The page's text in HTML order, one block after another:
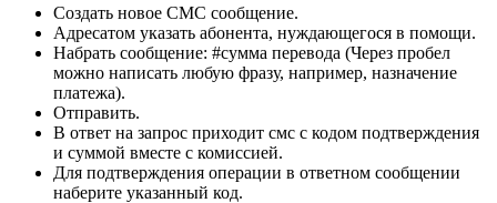
Создать новое СМС сообщение.
Адресатом указать абонента, нуждающегося в помощи.
Набрать сообщение: #сумма перевода (Через пробел
можно написать любую фразу, например, назначение
платежа).
Отправить.
В ответ на запрос приходит смс с кодом подтверждения
и суммой вместе с комиссией.
Для подтверждения операции в ответном сообщении
наберите указанный код.